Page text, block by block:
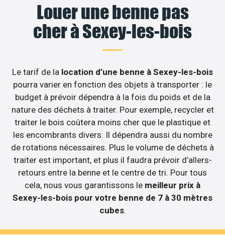
Louer une benne pas
cher à Sexey-les-bois
Le tarif de la location d’une benne à Sexey-les-bois
pourra varier en fonction des objets à transporter : le
budget à prévoir dépendra à la fois du poids et de la
nature des déchets à traiter. Pour exemple, recycler et
traiter le bois coûtera moins cher que le plastique et
les encombrants divers. Il dépendra aussi du nombre
de rotations nécessaires. Plus le volume de déchets à
traiter est important, et plus il faudra prévoir d’allers-
retours entre la benne et le centre de tri. Pour tous
cela, nous vous garantissons le meilleur prix à
Sexey-les-bois pour votre benne de 7 à 30 mètres
cubes.